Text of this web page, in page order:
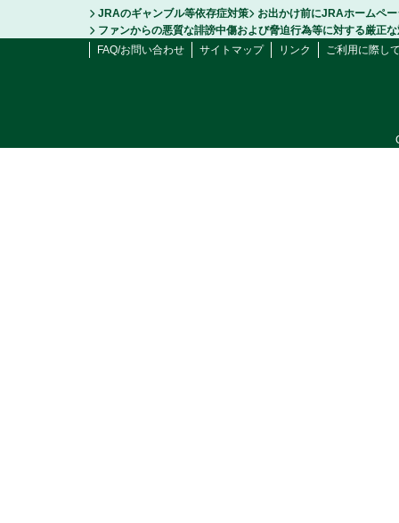
JRAのギャンブル等依存症対策
お出かけ前にJRAホームペ
ファンからの悪質な誹謗中傷および脅迫行為等に対する厳正
FAQ/お問い合わせ
サイトマップ リンク ご利用に際し